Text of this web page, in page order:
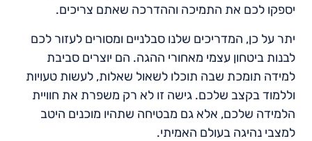
יספקו לכם את התמיכה וההדרכה שאתם צריכים.
יתר על כן, המדריכים שלנו סבלניים ומסורים לעזור לכם
לבנות ביטחון עצמי מאחורי ההגה. הם יוצרים סביבת
למידה תומכת שבה תוכלו לשאול שאלות, לעשות טעויות
וללמוד בקצב שלכם. גישה זו לא רק משפרת את חוויית
הלמידה שלכם, אלא גם מבטיחה שתהיו מוכנים היטב
למצבי נהיגה בעולם האמיתי.